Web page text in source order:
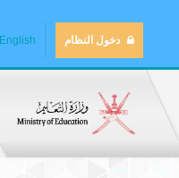
دخول النظام English